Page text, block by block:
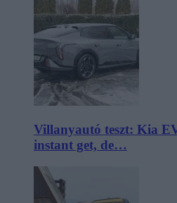
Villanyautó teszt: Kia
instant get, de…